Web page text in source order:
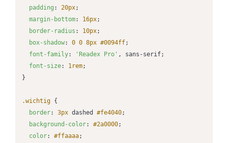
padding : 20px;
margin-bottom: 16px;
border-radius : 10px;
box-shadow: 0 0 8px #0094ff;
font-family: 'Readex Pro' , sans-serif;
font-size: 1rem;
}
.wichtig {
border: 3px dashed #fe4040;
background-color: #2a0000;
color: #ffaaaa;